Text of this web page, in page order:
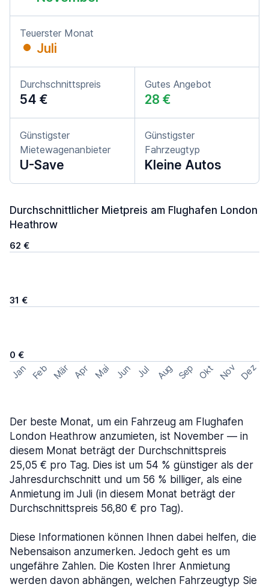
Teuerster Monat
Juli
Durchschnittspreis
54 €
Gutes Angebot
28 €
Günstigster
Mietewagenanbieter
U-Save
Günstigster
Fahrzeugtyp
Kleine Autos
Durchschnittlicher Mietpreis am Flughafen London
Heathrow
62 €
31 €
0 €
Jan Feb Mär Apr Mai Jun Jul Aug Sep Okt Nov Dez
Der beste Monat, um ein Fahrzeug am Flughafen
London Heathrow anzumieten, ist November — in
diesem Monat beträgt der Durchschnittspreis
25,05 € pro Tag. Dies ist um 54 % günstiger als der
Jahresdurchschnitt und um 56 % billiger, als eine
Anmietung im Juli (in diesem Monat beträgt der
Durchschnittspreis 56,80 € pro Tag).
Diese Informationen können Ihnen dabei helfen, die
Nebensaison anzumerken. Jedoch geht es um
ungefähre Zahlen. Die Kosten Ihrer Anmietung
werden davon abhängen, welchen Fahrzeugtyp Sie